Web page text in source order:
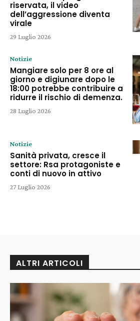
riservata, il video
dell’aggressione diventa
virale
29 Luglio 2026
Notizie
Mangiare solo per 8 ore al
giorno e digiunare dopo le
18:00 potrebbe contribuire a
ridurre il rischio di demenza.
28 Luglio 2026
Notizie
Sanità privata, cresce il
settore: Rsa protagoniste e
conti di nuovo in attivo
27 Luglio 2026
ALTRI ARTICOLI